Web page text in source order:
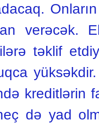
verəcək.
təklif
kreditlərin
də yad